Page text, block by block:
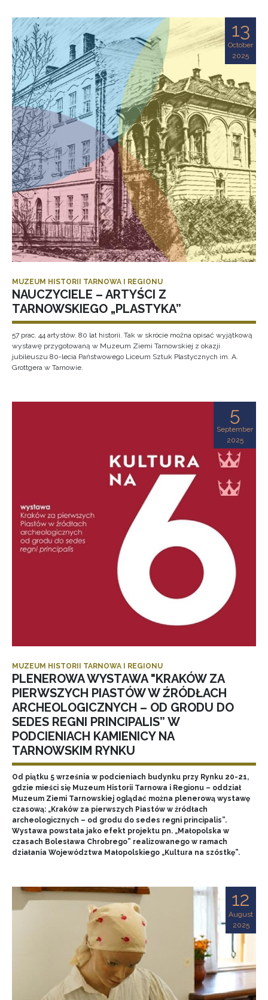
13
October
2025
MUZEUM HISTORII TARNOWA I REGIONU
NAUCZYCIELE – ARTYŚCI Z
TARNOWSKIEGO „PLASTYKA”
57 prac. 44 artystów. 80 lat historii. Tak w skrócie można opisać wyjątkową
wystawę przygotowaną w Muzeum Ziemi Tarnowskiej z okazji
jubileuszu 80-lecia Państwowego Liceum Sztuk Plastycznych im. A.
Grottgera w Tarnowie.
5
September
2025
MUZEUM HISTORII TARNOWA I REGIONU
PLENEROWA WYSTAWA "KRAKÓW ZA
PIERWSZYCH PIASTÓW W ŹRÓDŁACH
ARCHEOLOGICZNYCH – OD GRODU DO
SEDES REGNI PRINCIPALIS” W
PODCIENIACH KAMIENICY NA
TARNOWSKIM RYNKU
Od piątku 5 września w podcieniach budynku przy Rynku 20-21,
gdzie mieści się Muzeum Historii Tarnowa i Regionu – oddział
Muzeum Ziemi Tarnowskiej oglądać można plenerową wystawę
czasową: „Kraków za pierwszych Piastów w źródłach
archeologicznych – od grodu do sedes regni principalis”.
Wystawa powstała jako efekt projektu pn. „Małopolska w
czasach Bolesława Chrobrego” realizowanego w ramach
działania Województwa Małopolskiego „Kultura na szóstkę”.
12
August
2025